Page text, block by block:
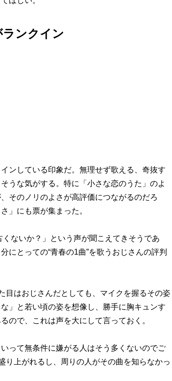
ンクイン
ンしている印象だ。無理せず歌える、奇抜す
うな気がする。特に「小さな恋のうた」のよ
そのノリのよさが高評価につながるのだろ
」にも票が集まった。
ないか？」という声が聞こえてきそうであ
にとっての“青春の1曲”を歌うおじさんの評判
目はおじさんだとしても、マイクを握るその姿
」と若い頃の姿を想像し、勝手に胸キュンす
ので、これは声を大にして言っておく。
って無条件に嫌がる人はそう多くないのでご
り上がれるし、周りの人がその曲を知らなかっ